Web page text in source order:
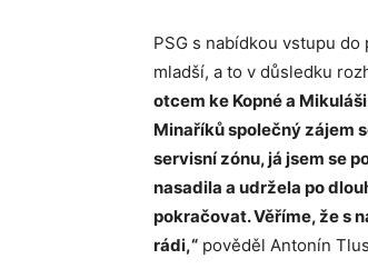
PSG s nabídkou vstupu
mladší, a to v důsledku
otcem ke Kopné a
Minaříků společný zájem
servisní zónu, já jsem se
nasadila a udržela po
pokračovat. Věříme, že s
rádi,“ pověděl Antonín